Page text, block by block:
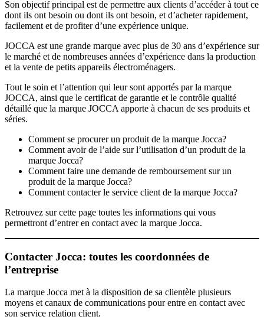
Son objectif principal est de permettre aux clients d’accéder à tout ce
dont ils ont besoin ou dont ils ont besoin, et d’acheter rapidement,
facilement et de profiter d’une expérience unique.
JOCCA est une grande marque avec plus de 30 ans d’expérience sur
le marché et de nombreuses années d’expérience dans la production
et la vente de petits appareils électroménagers.
Tout le soin et l’attention qui leur sont apportés par la marque
JOCCA, ainsi que le certificat de garantie et le contrôle qualité
détaillé que la marque JOCCA apporte à chacun de ses produits et
séries.
Comment se procurer un produit de la marque Jocca?
Comment avoir de l’aide sur l’utilisation d’un produit de la
marque Jocca?
Comment faire une demande de remboursement sur un
produit de la marque Jocca?
Comment contacter le service client de la marque Jocca?
Retrouvez sur cette page toutes les informations qui vous
permettront d’entrer en contact avec la marque Jocca.
Contacter Jocca: toutes les coordonnées de
l’entreprise
La marque Jocca met à la disposition de sa clientèle plusieurs
moyens et canaux de communications pour entre en contact avec
son service relation client.